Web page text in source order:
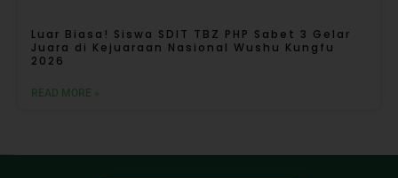
Luar Biasa! Siswa SDIT TBZ PHP Sabet 3 Gelar
Juara di Kejuaraan Nasional Wushu Kungfu
2026
READ MORE »